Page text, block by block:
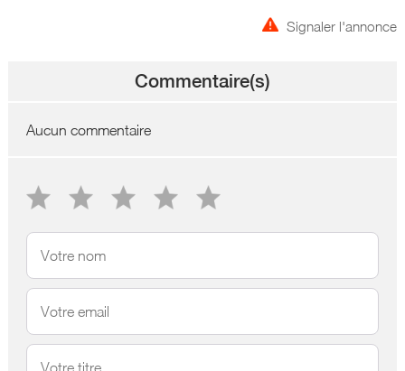
Signaler l'annonce
Commentaire(s)
Aucun commentaire